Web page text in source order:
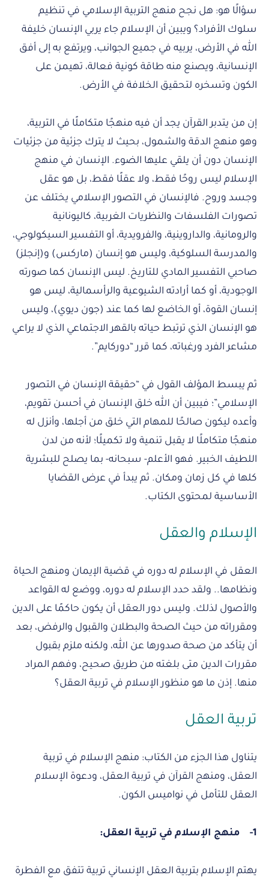
سؤالًا هو: هل نجح منهج التربية الإسلامي في تنظيم
سلوك الأفراد؟ ويبين أن الإسلام جاء يربي الإنسان خليفة
الله في الأرض، يربيه في جميع الجوانب، ويرتفع به إلى أفق
الإنسانية، ويصنع منه طاقة كونية فعالة، تهيمن على
الكون وتسخره لتحقيق الخلافة في الأرض.
إن من يتدبر القرآن يجد أن فيه منهجًا متكاملًا في التربية،
وهو منهج الدقة والشمول، بحيث لا يترك جزئية من جزئيات
الإنسان دون أن يلقي عليها الضوء. الإنسان في منهج
الإسلام ليس روحًا فقط، ولا عقلًا فقط، بل هو عقل
وجسد وروح. فالإنسان في التصور الإسلامي يختلف عن
تصورات الفلسفات والنظريات الغربية، كاليونانية
والرومانية، والداروينية، والفرويدية، أو التفسير السيكولوجي،
والمدرسة السلوكية، وليس هو إنسان (ماركس) و(إنجلز)
صاحبي التفسير المادي للتاريخ. ليس الإنسان كما صورته
الوجودية، أو كما أرادته الشيوعية والرأسمالية، ليس هو
إنسان القوة، أو الخاضع لها كما عند (جون ديوي)، وليس
هو الإنسان الذي ترتبط حياته بالقهر الاجتماعي الذي لا يراعي
مشاعر الفرد ورغباته، كما قرر “دوركايم”.
ثم يبسط المؤلف القول في “حقيقة الإنسان في التصور
الإسلامي”؛ فيبين أن الله خلق الإنسان في أحسن تقويم،
وأعده ليكون صالحًا للمهام التي خلق من أجلها، وأنزل له
منهجًا متكاملًا لا يقبل تنمية ولا تكميلًا؛ لأنه من لدن
اللطيف الخبير. فهو الأعلم- سبحانه- بما يصلح للبشرية
كلها في كل زمان ومكان. ثم يبدأ في عرض القضايا
الأساسية لمحتوى الكتاب.
الإسلام والعقل
العقل في الإسلام له دوره في قضية الإيمان ومنهج الحياة
ونظامها.. ولقد حدد الإسلام له دوره، ووضع له القواعد
والأصول لذلك. وليس دور العقل أن يكون حاكمًا على الدين
ومقرراته من حيث الصحة والبطلان والقبول والرفض، بعد
أن يتأكد من صحة صدورها عن الله، ولكنه ملزم بقبول
مقررات الدين متى بلغته من طريق صحيح، وفهم المراد
منها. إذن ما هو منظور الإسلام في تربية العقل؟
تربية العقل
يتناول هذا الجزء من الكتاب: منهج الإسلام في تربية
العقل، ومنهج القرآن في تربية العقل، ودعوة الإسلام
العقل للتأمل في نواميس الكون.
1- منهج الإسلام في تربية العقل:
يهتم الإسلام بتربية العقل الإنساني تربية تتفق مع الفطرة